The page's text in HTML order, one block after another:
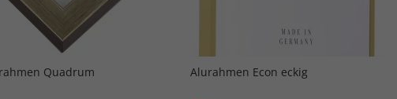
Quadrum Alurahmen Econ eckig